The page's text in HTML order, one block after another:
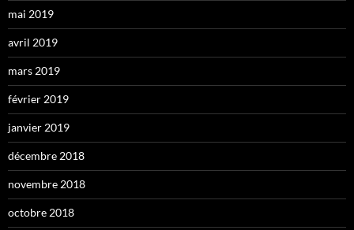
mai 2019
avril 2019
mars 2019
février 2019
janvier 2019
décembre 2018
novembre 2018
octobre 2018